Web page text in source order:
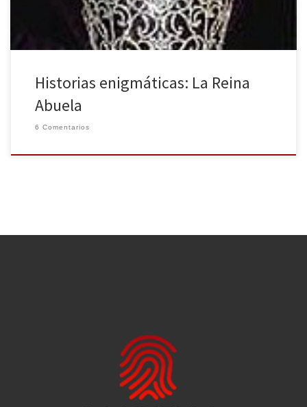
Historias enigmáticas: La Reina
Abuela
6 Comentarios